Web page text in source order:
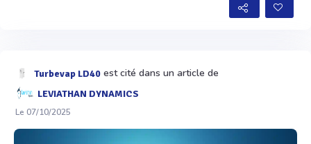
Turbevap LD40 est cité dans un article de
LEVIATHAN DYNAMICS
Le 07/10/2025